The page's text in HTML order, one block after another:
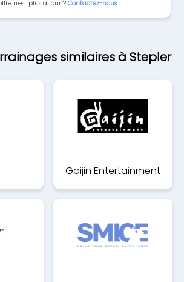
n'est plus à jour ? Contactez-nous
similaires à Stepler
Gaijin Entertainment